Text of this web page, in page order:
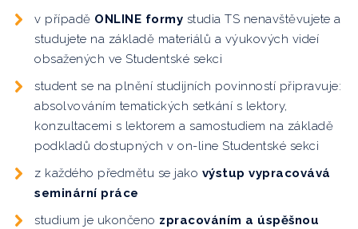
v případě ONLINE formy studia TS nenavštěvujete a
studujete na základě materiálů a výukových videí
obsažených ve Studentské sekci
student se na plnění studijních povinností připravuje:
absolvováním tematických setkání s lektory,
konzultacemi s lektorem a samostudiem na základě
podkladů dostupných v on-line Studentské sekci
z každého předmětu se jako výstup vypracovává
seminární práce
studium je ukončeno zpracováním a úspěšnou